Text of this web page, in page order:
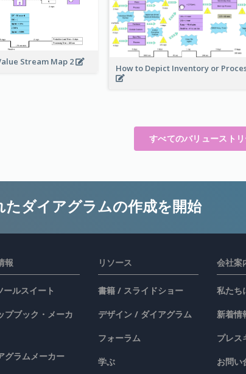
Stream Map 2
How to Depict Inventory or
すべてのバリュースト
たダイアグラムの作成を開始
報
ールスイート
プブック・メーカ
グラムメーカー
リソース
書籍 / スライドショー
デザイン / ダイアグラム
フォーラム
学ぶ
会社案
私たち
新着情
プレス
お問い